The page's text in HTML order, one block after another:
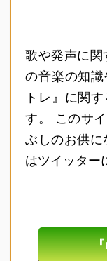
歌や発声に関
の音楽の知
トレ』に関
す。 このサ
ぶしのお供
はツイッター